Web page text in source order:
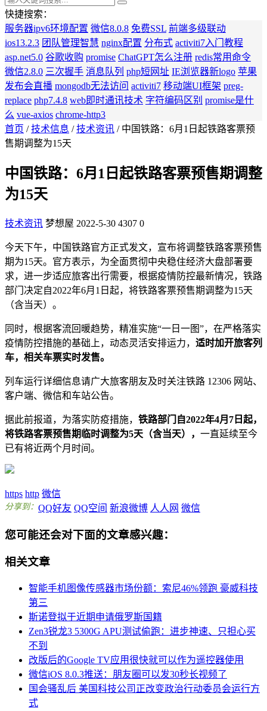
快捷搜索：
服务器ipv6环境配置 微信8.0.8 免费SSL 前端多级联动
ios13.2.3 团队管理智慧 nginx配置 分布式 activiti7入门教程
asp.net5.0 谷歌收购 promise ChatGPT怎么注册 redis常用命令
微信2.8.0 三次握手 消息队列 php短网址 IE浏览器新logo 苹果
发布会直播 mongodb无法访问 activiti7 移动端UI框架 preg-
replace php7.4.8 web即时通讯技术 字符编码区别 promise是什
么 vue-axios chrome-http3
首页 /技术信息 /技术资讯 / 中国铁路：6月1日起铁路客票预
售期调整为15天
中国铁路：6月1日起铁路客票预售期调整
为15天
技术资讯 梦想屋 2022-5-30 4307 0
今天下午，中国铁路官方正式发文，宣布将调整铁路客票预售
期为15天。官方表示，为全面贯彻中央稳住经济大盘部署要
求，进一步适应旅客出行需要，根据疫情防控最新情况，铁路
部门决定自2022年6月1日起，将铁路客票预售期调整为15天
（含当天）。
同时，根据客流回暖趋势，精准实施“一日一图”，在严格落实
疫情防控措施的基础上，动态灵活安排运力， 适时加开旅客列
车，相关车票实时发售。
列车运行详细信息请广大旅客朋友及时关注铁路 12306 网站、
客户端、微信和车站公告。
据此前报道，为落实防疫措施， 铁路部门自2022年4月7日起，
将铁路客票预售期临时调整为5天（含当天）， 一直延续至今
已有将近两个月时间。
https http 微信
分享到： QQ好友 QQ空间 新浪微博 人人网 微信
您可能还会对下面的文章感兴趣：
相关文章
智能手机图像传感器市场份额：索尼46%领跑 豪威科技
第三
斯诺登拟于近期申请俄罗斯国籍
Zen3锐龙3 5300G APU测试偷跑：进步神速、只担心买
不到
改版后的Google TV应用很快就可以作为遥控器使用
微信iOS 8.0.3推送：朋友圈可以发30秒长视频了
国会骚乱后 美国科技公司正改变政治行动委员会运行方
式